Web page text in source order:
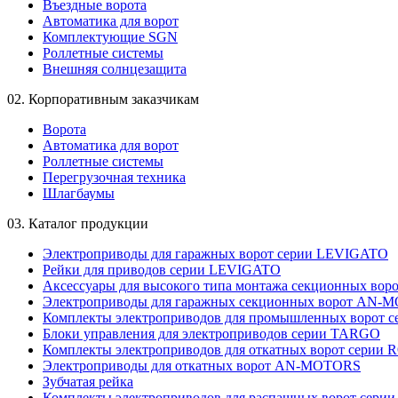
Въездные ворота
Автоматика для ворот
Комплектующие SGN
Роллетные системы
Внешняя солнцезащита
02. Корпоративным заказчикам
Ворота
Автоматика для ворот
Роллетные системы
Перегрузочная техника
Шлагбаумы
03. Каталог продукции
Электроприводы для гаражных ворот серии LEVIGATO
Рейки для приводов серии LEVIGATO
Аксессуары для высокого типа монтажа секционных
Электроприводы для гаражных секционных ворот AN-
Комплекты электроприводов для промышленных ворот
Блоки управления для электроприводов серии TARGO
Комплекты электроприводов для откатных ворот серии
Электроприводы для откатных ворот AN-MOTORS
Зубчатая рейка